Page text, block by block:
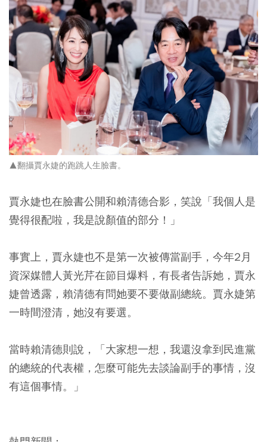
▲翻攝賈永婕的跑跳人生臉書。
賈永婕也在臉書公開和賴清德合影，笑說「我個人是
覺得很配啦，我是說顏值的部分！」
事實上，賈永婕也不是第一次被傳當副手，今年2月
資深媒體人黃光芹在節目爆料，有長者告訴她，賈永
婕曾透露，賴清德有問她要不要做副總統。賈永婕第
一時間澄清，她沒有要選。
當時賴清德則說，「大家想一想，我還沒拿到民進黨
的總統的代表權，怎麼可能先去談論副手的事情，沒
有這個事情。」